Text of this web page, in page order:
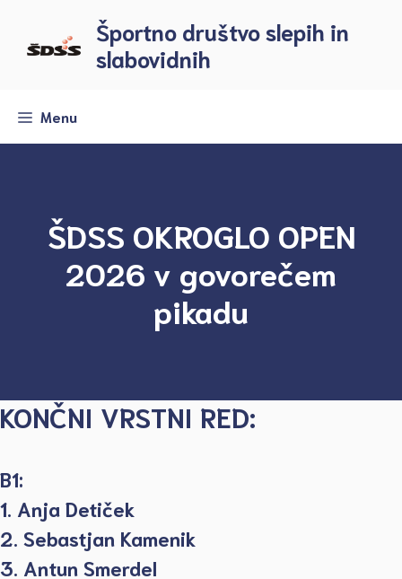
content
Športno društvo slepih in
slabovidnih
Menu
ŠDSS OKROGLO OPEN
2026 v govorečem
pikadu
KONČNI VRSTNI RED:
B1:
1. Anja Detiček
2. Sebastjan Kamenik
3. Antun Smerdel